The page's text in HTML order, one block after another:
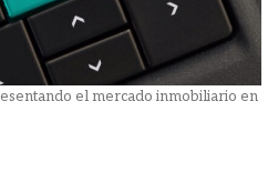
el mercado inmobiliario en